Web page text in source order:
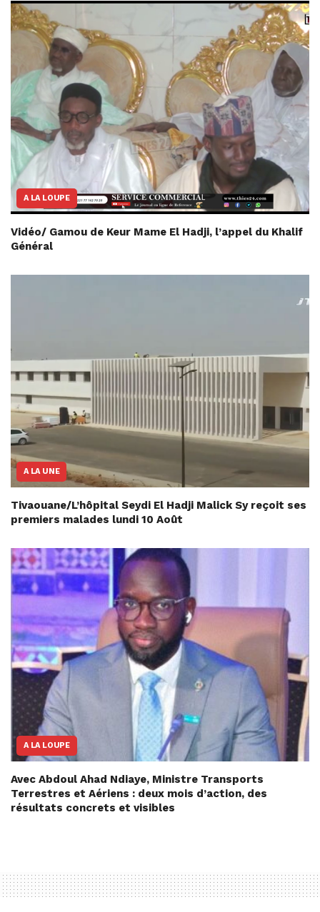
A LA LOUPE
Vidéo/ Gamou de Keur Mame El Hadji, l’appel du Khalif
Général
A LA UNE
Tivaouane/L’hôpital Seydi El Hadji Malick Sy reçoit ses
premiers malades lundi 10 Août
A LA LOUPE
Avec Abdoul Ahad Ndiaye, Ministre Transports
Terrestres et Aériens : deux mois d’action, des
résultats concrets et visibles